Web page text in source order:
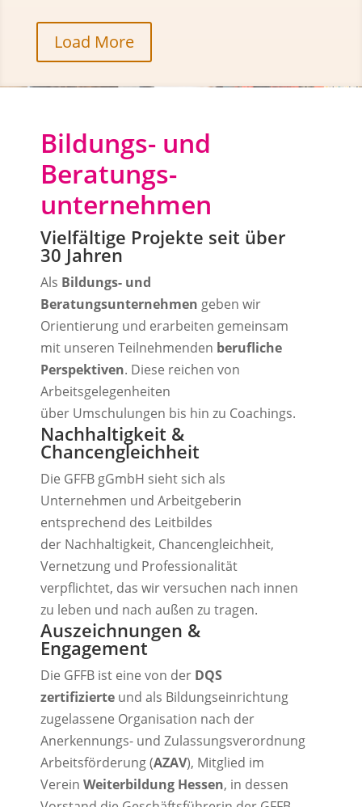
Load More
Bildungs- und
Beratungs-
unternehmen
Vielfältige Projekte seit über
30 Jahren
Als Bildungs- und
Beratungsunternehmen geben wir
Orientierung und erarbeiten gemeinsam
mit unseren Teilnehmenden berufliche
Perspektiven. Diese reichen von
Arbeitsgelegenheiten
über Umschulungen bis hin zu Coachings.
Nachhaltigkeit &
Chancengleichheit
Die GFFB gGmbH sieht sich als
Unternehmen und Arbeitgeberin
entsprechend des Leitbildes
der Nachhaltigkeit, Chancengleichheit,
Vernetzung und Professionalität
verpflichtet, das wir versuchen nach innen
zu leben und nach außen zu tragen.
Auszeichnungen &
Engagement
Die GFFB ist eine von der DQS
zertifizierte und als Bildungseinrichtung
zugelassene Organisation nach der
Anerkennungs- und Zulassungsverordnung
Arbeitsförderung (AZAV), Mitglied im
Verein Weiterbildung Hessen, in dessen